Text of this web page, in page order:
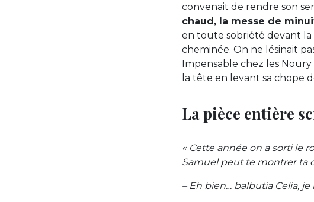
convenait de rendre son
chaud, la messe de
en toute sobriété devant la
cheminée. On ne lésinait
Impensable chez les
la tête en levant sa chope
La pièce entière
« Cette année on a sorti le
Samuel peut te montrer ta
– Eh bien… balbutia Celia,